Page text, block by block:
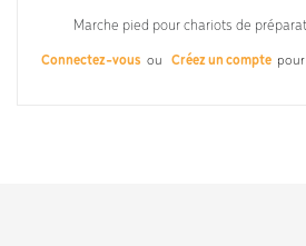
Marche pied pour chariots de
Connectez-vous ou Créez un compte